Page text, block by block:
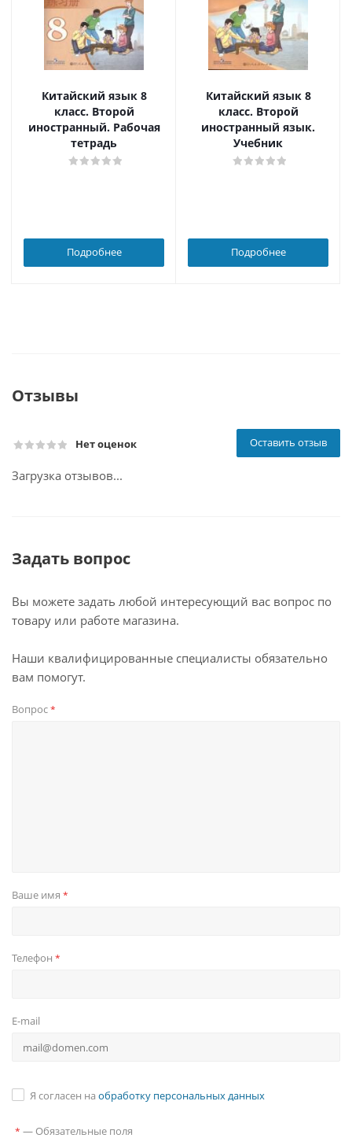
Китайский язык 8
класс. Второй
иностранный. Рабочая
тетрадь
Подробнее
Китайский язык 8
класс. Второй
иностранный язык.
Учебник
Подробнее
Отзывы
Нет оценок Оставить отзыв
Загрузка отзывов...
Задать вопрос
Вы можете задать любой интересующий вас вопрос по
товару или работе магазина.
Наши квалифицированные специалисты обязательно
вам помогут.
Вопрос*
Ваше имя *
Телефон *
E-mail
Я согласен на обработку персональных данных
* — Обязательные поля